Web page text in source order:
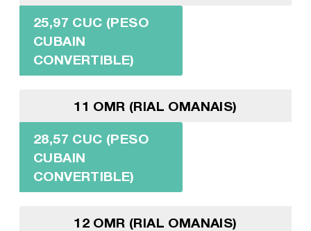
25,97 CUC (PESO
CUBAIN
CONVERTIBLE)
11 OMR (RIAL OMANAIS)
28,57 CUC (PESO
CUBAIN
CONVERTIBLE)
12 OMR (RIAL OMANAIS)